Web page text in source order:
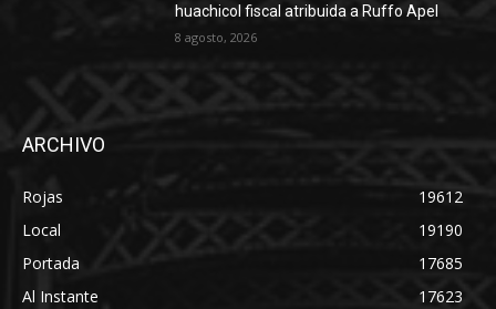
huachicol fiscal atribuida a Ruffo Apel
8 agosto, 2026
ARCHIVO
Rojas
19612
Local
19190
Portada
17685
Al Instante
17623